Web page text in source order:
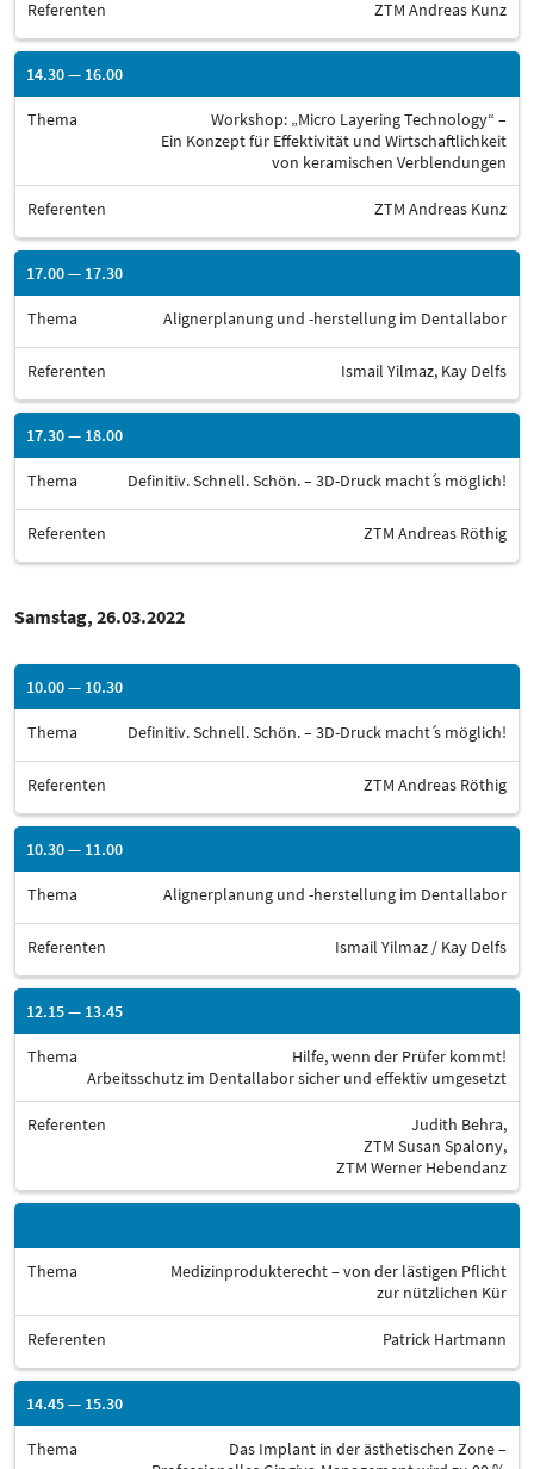
Referenten ZTM Andreas Kunz
14.30 — 16.00
Thema
Workshop: „Micro Layering Technology“ –
Ein Konzept für Effektivität und Wirtschaftlichkeit
von keramischen Verblendungen
Referenten ZTM Andreas Kunz
17.00 — 17.30
Thema Alignerplanung und -herstellung im Dentallabor
Referenten Ismail Yilmaz, Kay Delfs
17.30 — 18.00
Thema Definitiv. Schnell. Schön. – 3D-Druck macht ́s möglich!
Referenten ZTM Andreas Röthig
Samstag, 26.03.2022
10.00 — 10.30
Thema Definitiv. Schnell. Schön. – 3D-Druck macht ́s möglich!
Referenten ZTM Andreas Röthig
10.30 — 11.00
Thema Alignerplanung und -herstellung im Dentallabor
Referenten Ismail Yilmaz / Kay Delfs
12.15 — 13.45
Thema
Hilfe, wenn der Prüfer kommt!
Arbeitsschutz im Dentallabor sicher und effektiv umgesetzt
Referenten
Judith Behra,
ZTM Susan Spalony,
ZTM Werner Hebendanz
Thema
Medizinprodukterecht – von der lästigen Pflicht
zur nützlichen Kür
Referenten Patrick Hartmann
14.45 — 15.30
Thema
Das Implant in der ästhetischen Zone –